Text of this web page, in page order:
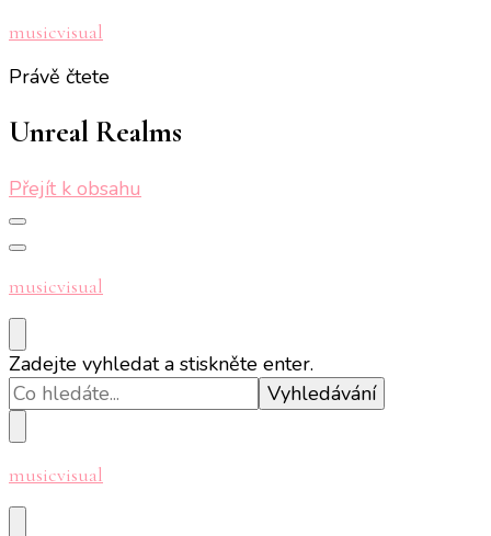
musicvisual
Právě čtete
Unreal Realms
Přejít k obsahu
musicvisual
Hledáte
něco
?
Zadejte vyhledat a stiskněte enter.
musicvisual